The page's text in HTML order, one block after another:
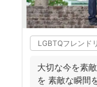
LGBTQフレンド
大切な今を素
を 素敵な瞬間